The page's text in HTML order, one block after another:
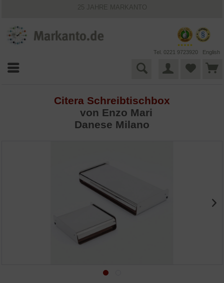
25 JAHRE MARKANTO
VIELFÄLTIGE ZAHLUNGSMÖGLICHKEITEN
BESTPRICE-GARANTIE
Tel. 0221 9723920 English
Citera Schreibtischbox
von Enzo Mari
Danese Milano